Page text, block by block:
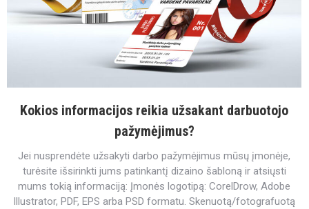
Kokios informacijos reikia užsakant darbuotojo
pažymėjimus?
Jei nusprendėte užsakyti darbo pažymėjimus mūsų įmonėje,
turėsite išsirinkti jums patinkantį dizaino šabloną ir atsiųsti
mums tokią informaciją: Įmonės logotipą: CorelDrow, Adobe
Illustrator, PDF, EPS arba PSD formatu. Skenuotą/fotografuotą